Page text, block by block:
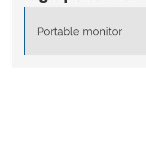
Portable monitor